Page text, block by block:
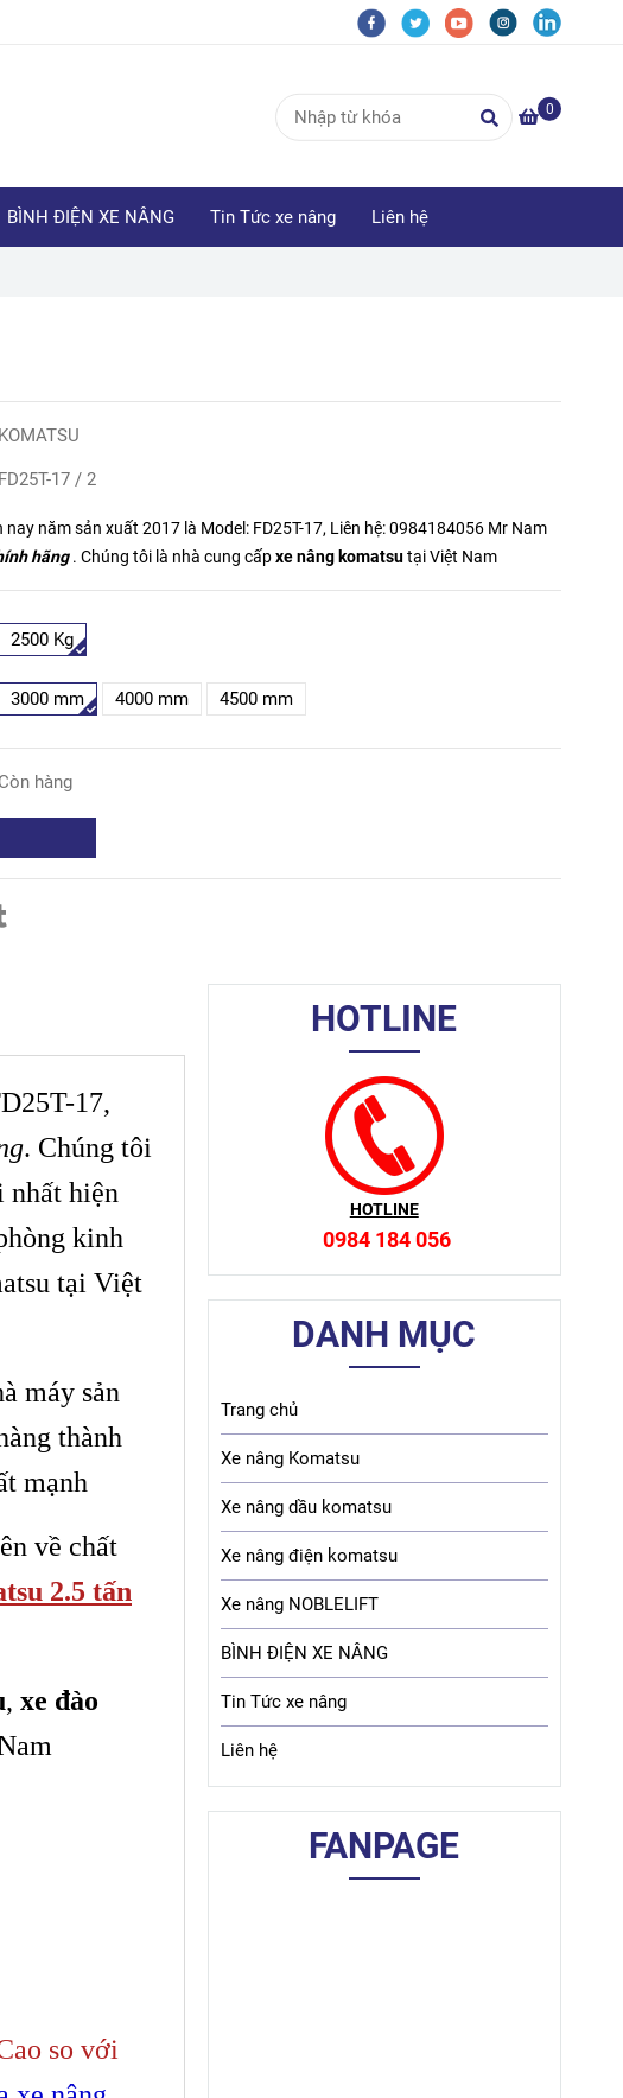
0
BÌNH ĐIỆN XE NÂNG Tin Tức xe nâng Liên hệ
KOMATSU
FD25T-17 / 2
nay năm sản xuất 2017 là Model: FD25T-17, Liên hệ: 0984184056 Mr Nam
hãng. Chúng tôi là nhà cung cấpxe nâng komatsutại Việt Nam
2500 Kg
3000 mm 4000 mm 4500 mm
Còn hàng
17,
. Chúng tôi
nhất hiện
kinh
tại Việt
máy sản
thành
mạnh
về chất
2.5 tấn
, xe đào
so với
HOTLINE
HOTLINE
0984 184 056
DANH MỤC
Trang chủ
Xe nâng Komatsu
Xe nâng dầu komatsu
Xe nâng điện komatsu
Xe nâng NOBLELIFT
BÌNH ĐIỆN XE NÂNG
Tin Tức xe nâng
Liên hệ
FANPAGE